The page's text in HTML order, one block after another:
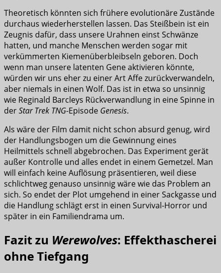
Theoretisch könnten sich frühere evolutionäre Zustände
durchaus wiederherstellen lassen. Das Steißbein ist ein
Zeugnis dafür, dass unsere Urahnen einst Schwänze
hatten, und manche Menschen werden sogar mit
verkümmerten Kiemenüberbleibseln geboren. Doch
wenn man unsere latenten Gene aktivieren könnte,
würden wir uns eher zu einer Art Affe zurückverwandeln,
aber niemals in einen Wolf. Das ist in etwa so unsinnig
wie Reginald Barcleys Rückverwandlung in eine Spinne in
derStar Trek TNG-Episode Genesis.
Als wäre der Film damit nicht schon absurd genug, wird
der Handlungsbogen um die Gewinnung eines
Heilmittels schnell abgebrochen. Das Experiment gerät
außer Kontrolle und alles endet in einem Gemetzel. Man
will einfach keine Auflösung präsentieren, weil diese
schlichtweg genauso unsinnig wäre wie das Problem an
sich. So endet der Plot umgehend in einer Sackgasse und
die Handlung schlägt erst in einen Survival-Horror und
später in ein Familiendrama um.
Fazit zu Werewolves: Effekthascherei
ohne Tiefgang